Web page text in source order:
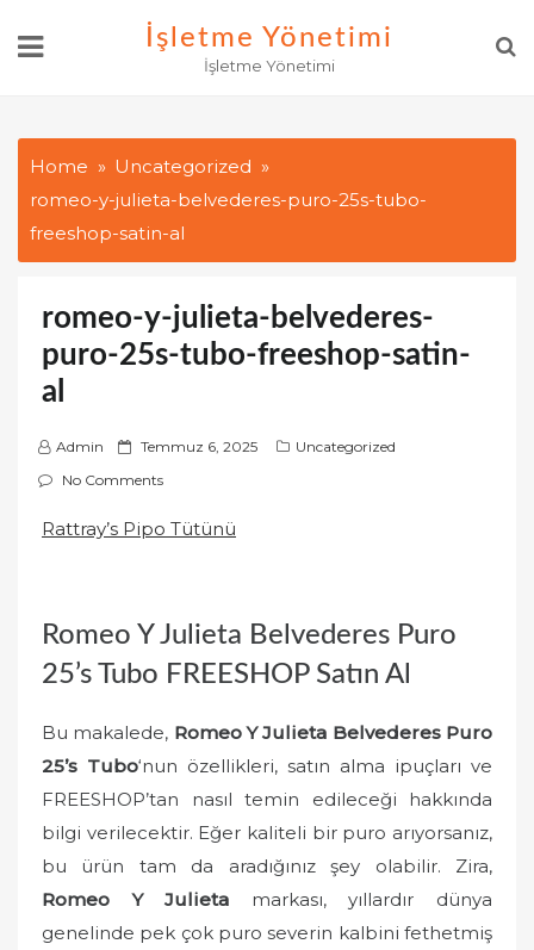
İşletme Yönetimi
İşletme Yönetimi
Home
Uncategorized
romeo-y-julieta-belvederes-puro-25s-tubo-
freeshop-satin-al
romeo-y-julieta-belvederes-
puro-25s-tubo-freeshop-satin-
al
Admin
P
o
t
Temmuz 6, 2025
Uncategorized
No Comments
Rattray’s Pipo Tütünü
Romeo Y Julieta Belvederes Puro
25’s Tubo FREESHOP Satın Al
Bu makalede, Romeo Y Julieta Belvederes Puro
25’s Tubo‘nun özellikleri, satın alma ipuçları ve
FREESHOP’tan nasıl temin edileceği hakkında
bilgi verilecektir. Eğer kaliteli bir puro arıyorsanız,
bu ürün tam da aradığınız şey olabilir. Zira,
Romeo Y Julieta markası, yıllardır dünya
genelinde pek çok puro severin kalbini fethetmiş